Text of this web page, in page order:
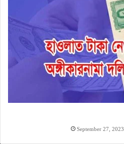
September 27, 2023